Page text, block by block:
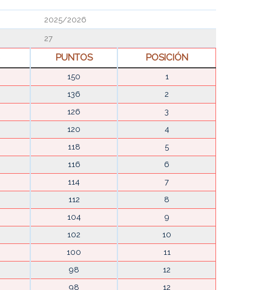
2025/2026
27
PUNTOS POSICIÓN
150
1
136
2
126
3
120
4
118
5
116
6
114
7
112
8
104
9
102
10
100
11
98
12
98 12